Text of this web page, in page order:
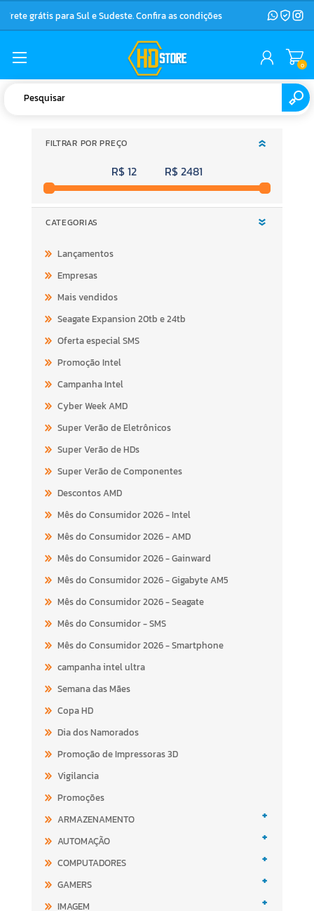
Frete grátis para Sul e Sudeste. Confira as condições
0
FILTRAR POR PREÇO
R$ 12 R$ 2481
CATEGORIAS
Lançamentos
Empresas
Mais vendidos
Seagate Expansion 20tb e 24tb
Oferta especial SMS
Promoção Intel
Campanha Intel
Cyber Week AMD
Super Verão de Eletrônicos
Super Verão de HDs
Super Verão de Componentes
Descontos AMD
Mês do Consumidor 2026 - Intel
Mês do Consumidor 2026 - AMD
Mês do Consumidor 2026 - Gainward
Mês do Consumidor 2026 - Gigabyte AM5
Mês do Consumidor 2026 - Seagate
Mês do Consumidor - SMS
Mês do Consumidor 2026 - Smartphone
campanha intel ultra
Semana das Mães
Copa HD
Dia dos Namorados
Promoção de Impressoras 3D
Vigilancia
Promoções
ARMAZENAMENTO
+
AUTOMAÇÃO +
COMPUTADORES +
GAMERS +
IMAGEM +